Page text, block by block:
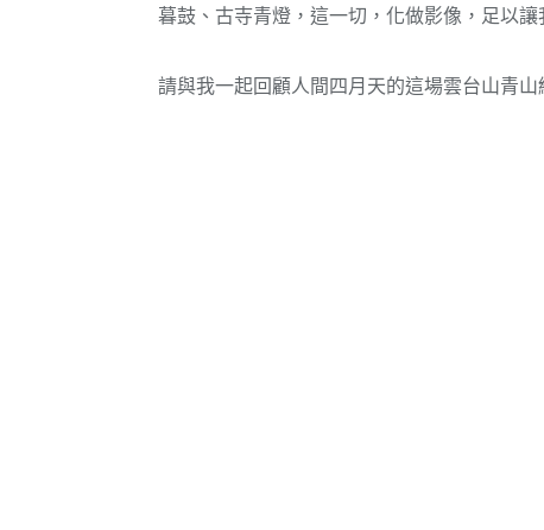
暮鼓、古寺青燈，這一切，化做影像，足以讓
請與我一起回顧人間四月天的這場雲台山青山